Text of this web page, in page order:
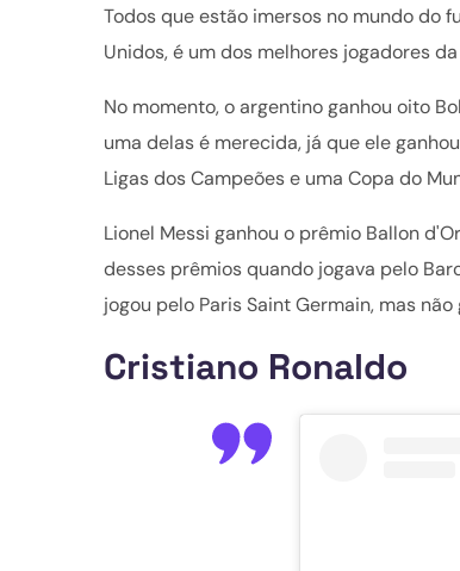
Todos que estão imersos no mundo do
Unidos, é um dos melhores jogadores
No momento, o argentino ganhou oito
uma delas é merecida, já que ele
Ligas dos Campeões e uma Copa do
Lionel Messi ganhou o prêmio Ballon
desses prêmios quando jogava pelo
jogou pelo Paris Saint Germain, mas
Cristiano Ronaldo